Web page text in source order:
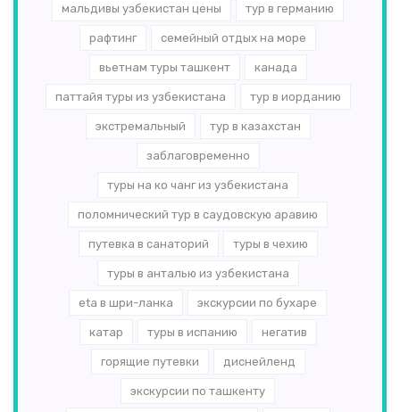
мальдивы узбекистан цены тур в германию
рафтинг семейный отдых на море
вьетнам туры ташкент канада
паттайя туры из узбекистана тур в иорданию
экстремальный тур в казахстан
заблаговременно
туры на ко чанг из узбекистана
поломнический тур в саудовскую аравию
путевка в санаторий туры в чехию
туры в анталью из узбекистана
eta в шри-ланка экскурсии по бухаре
катар туры в испанию негатив
горящие путевки диснейленд
экскурсии по ташкенту